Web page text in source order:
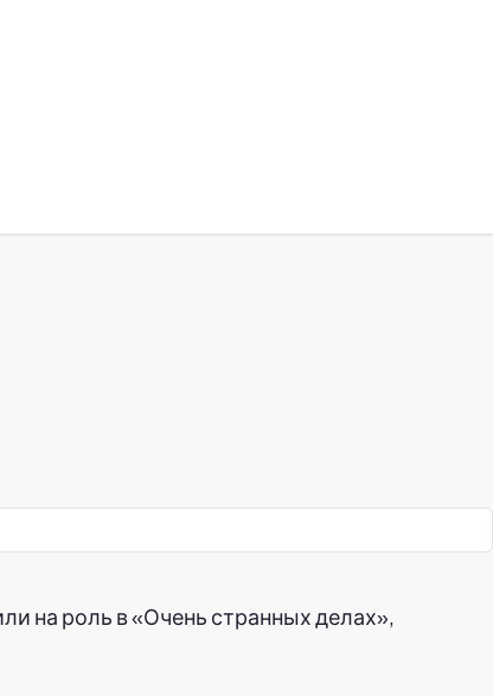
на роль в «Очень странных делах»,